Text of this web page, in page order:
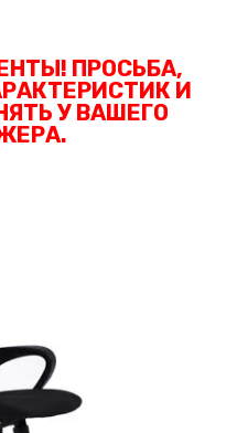
ПРОСЬБА,
И
У ВАШЕГО